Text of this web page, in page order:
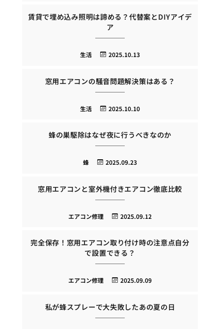
賃貸で埋め込み照明は諦める？代替案とDIYアイデ
ア
2025.10.13
生活
窓用エアコンの騒音問題解決策はある？
2025.10.10
生活
蜂の巣駆除はなぜ夜に行うべきなのか
2025.09.23
蜂
窓用エアコンと室外機付きエアコン徹底比較
2025.09.12
エアコン修理
完全保存！窓用エアコン取り付け時の注意点自分
で設置できる？
2025.09.09
エアコン修理
私が蜂スプレーで大失敗したあの夏の日